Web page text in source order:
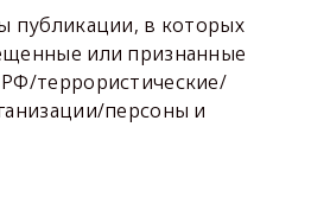
публикации, в которых
или признанные
террористические/
персоны и